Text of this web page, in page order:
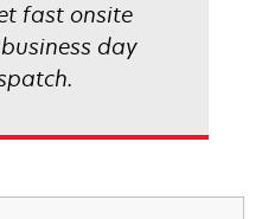
fast onsite
day